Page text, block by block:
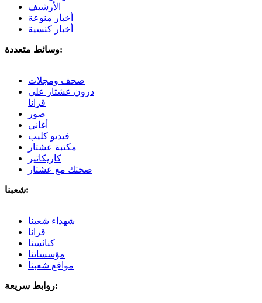
الأرشيف
أخبار منوعة
أخبار كنسية
وسائط متعددة:
صحف ومجلات
درون عشتار على
قرانا
صور
أغاني
فيديو كليب
مكتبة عشتار
كاريكاتير
صحتك مع عشتار
شعبنا:
شهداء شعبنا
قرانا
كنائسنا
مؤسساتنا
مواقع شعبنا
روابط سريعة: